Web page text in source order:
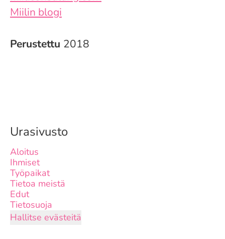
Miilin blogi
Perustettu 2018
Urasivusto
Aloitus
Ihmiset
Työpaikat
Tietoa meistä
Edut
Tietosuoja
Hallitse evästeitä